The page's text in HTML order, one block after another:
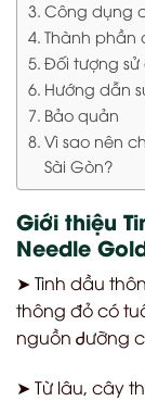
Công dụng
Thành phần
Đối tượng sử
Hướng dẫn
Bảo quản
Vì sao nên
Sài Gòn?
Giới thiệu
Needle
➤ Tinh dầu
thông đỏ có
nguồn Ꮷưỡng
➤ Từ lâu, cây